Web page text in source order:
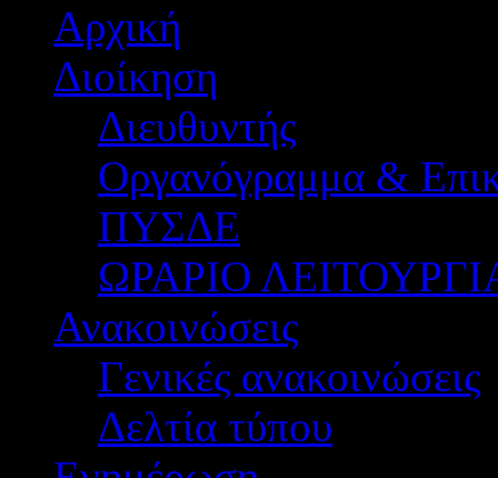
Αρχική
Διοίκηση
Διευθυντής
Οργανόγραμμα &
ΠΥΣΔΕ
ΩΡΑΡΙΟ
Ανακοινώσεις
Γενικές ανακοινώσεις
Δελτία τύπου